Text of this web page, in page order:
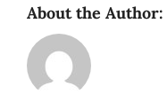
About the Author: